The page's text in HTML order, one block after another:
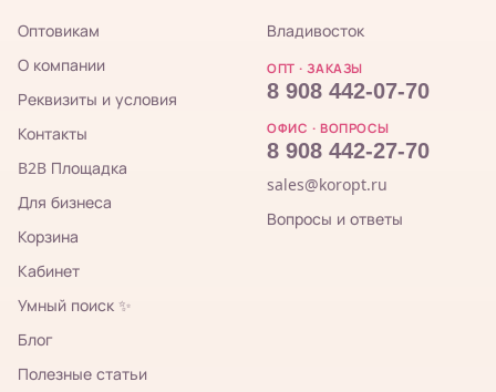
Оптовикам
О компании
Реквизиты и условия
Контакты
B2B Площадка
Для бизнеса
Корзина
Кабинет
Умный поиск ✨
Блог
Полезные статьи
Владивосток
ОПТ · ЗАКАЗЫ
8 908 442-07-70
ОФИС · ВОПРОСЫ
8 908 442-27-70
sales@koropt.ru
Вопросы и ответы